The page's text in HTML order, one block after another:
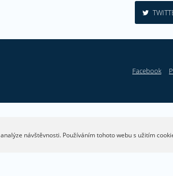
Facebook
návštěvnosti. Používáním tohoto webu s užitím